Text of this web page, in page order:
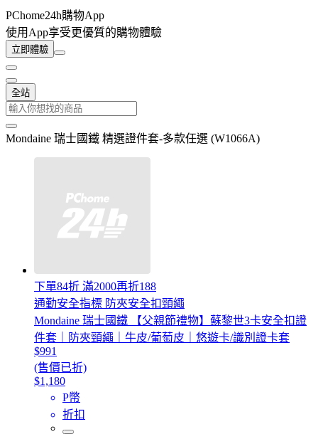
PChome24h購物App
使用App享受更優質的購物體驗
立即體驗
全站
Mondaine 瑞士國鐵 精選證件套-多款任選 (W1066A)
下單84折 滿2000再折188
通勤安全指標 防夾安全扣頸繩
Mondaine 瑞士國鐵 【父親節禮物】蘇黎世3卡安全扣證
件套｜防夾頸繩｜牛皮/葡萄皮｜悠遊卡/識別證卡套
$991
(售價已折)
$1,180
P幣
折扣